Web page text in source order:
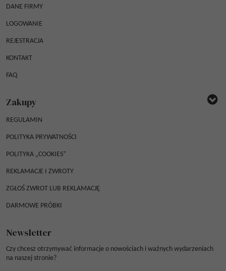
DANE FIRMY
LOGOWANIE
REJESTRACJA
KONTAKT
FAQ
Zakupy
REGULAMIN
POLITYKA PRYWATNOŚCI
POLITYKA „COOKIES”
REKLAMACJE I ZWROTY
ZGŁOŚ ZWROT LUB REKLAMACJĘ
DARMOWE PRÓBKI
Newsletter
Czy chcesz otrzymywać informacje o nowościach i ważnych wydarzeniach
na naszej stronie?